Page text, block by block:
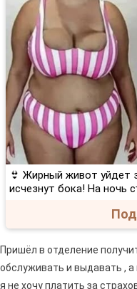
👙 Жирный живот уйдет
исчезнут бока! На ночь
Пришёл в отделение
обслуживать и выдавать ,
я не хочу платить за